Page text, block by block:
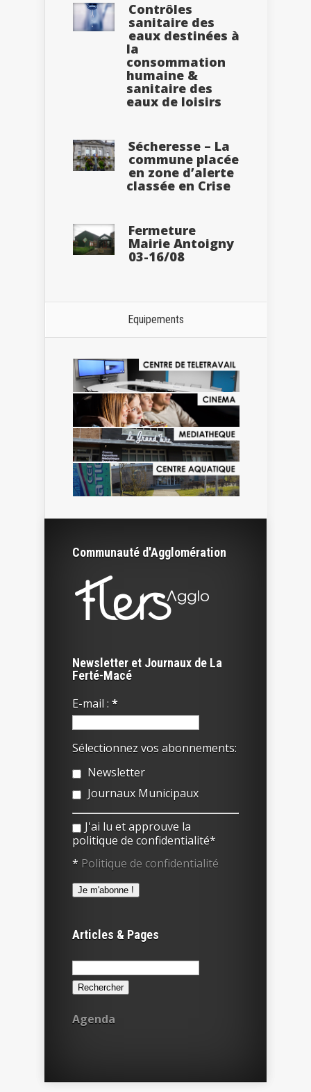
Contrôles
sanitaire des
eaux destinées à
la
consommation
humaine &
sanitaire des
eaux de loisirs
Sécheresse – La
commune placée
en zone d’alerte
classée en Crise
Fermeture
Mairie Antoigny
03-16/08
Equipements
Communauté d'Agglomération
Newsletter et Journaux de La
Ferté-Macé
E-mail : *
Sélectionnez vos abonnements:
Newsletter
Journaux Municipaux
J'ai lu et approuve la
politique de confidentialité*
* Politique de confidentialité
Articles & Pages
Rechercher :
Agenda